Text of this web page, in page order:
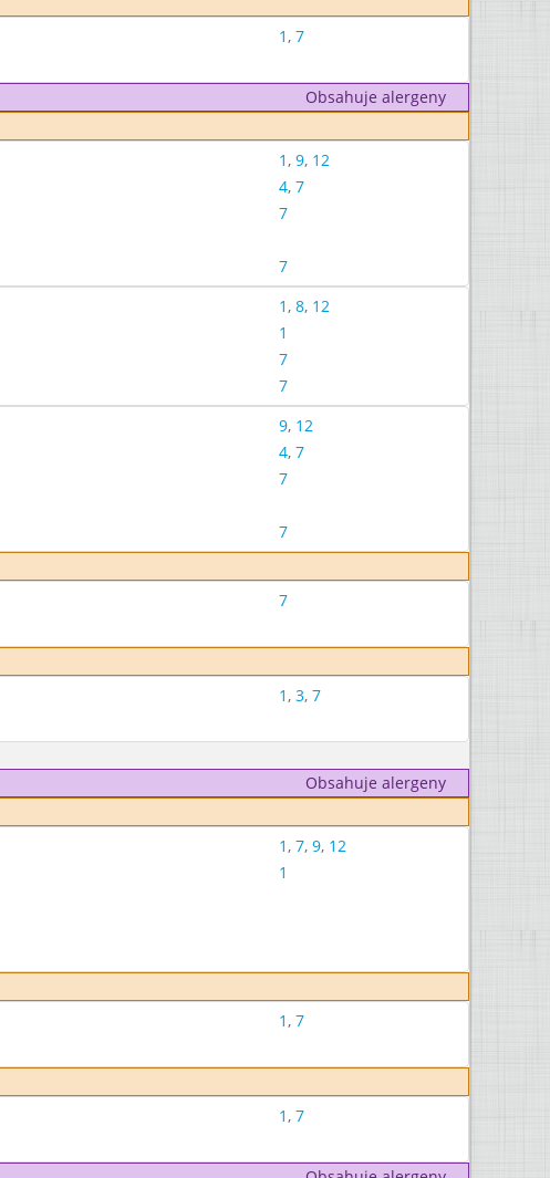
1, 7
Obsahuje alergeny
1, 9, 12
4, 7
7
7
1, 8, 12
1
7
7
9, 12
4, 7
7
7
7
1, 3, 7
Obsahuje alergeny
1, 7, 9, 12
1
1, 7
1, 7